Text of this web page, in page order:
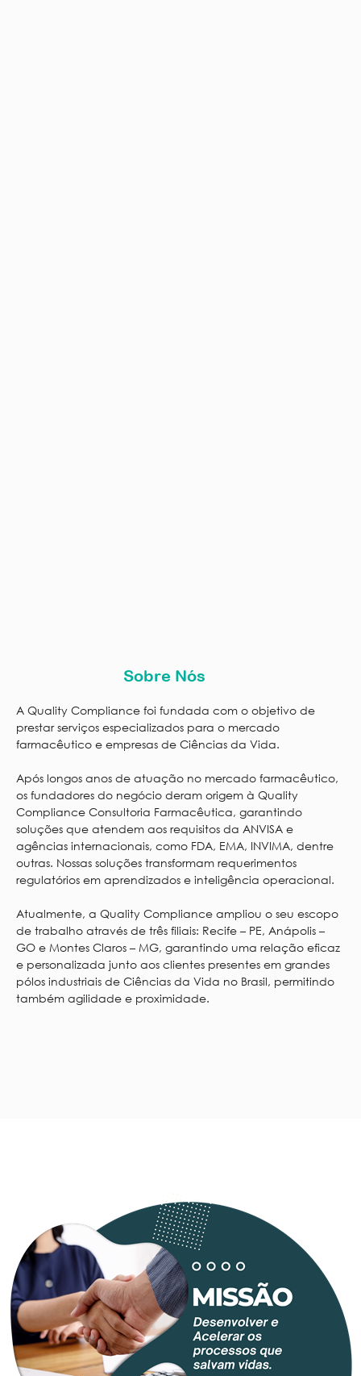
Sobre Nós
A Quality Compliance foi fundada com o objetivo de
prestar serviços especializados para o mercado
farmacêutico e empresas de Ciências da Vida.
Após longos anos de atuação no mercado farmacêutico,
os fundadores do negócio deram origem à Quality
Compliance Consultoria Farmacêutica, garantindo
soluções que atendem aos requisitos da ANVISA e
agências internacionais, como FDA, EMA, INVIMA, dentre
outras. Nossas soluções transformam requerimentos
regulatórios em aprendizados e inteligência operacional.
Atualmente, a Quality Compliance ampliou o seu escopo
de trabalho através de três filiais: Recife – PE, Anápolis –
GO e Montes Claros – MG, garantindo uma relação eficaz
e personalizada junto aos clientes presentes em grandes
pólos industriais de Ciências da Vida no Brasil, permitindo
também agilidade e proximidade.